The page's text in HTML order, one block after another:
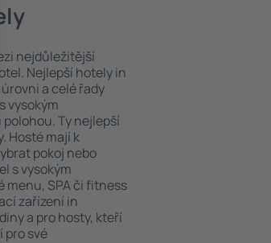
nejdůležitější
Nejlepší hotely in
a celé řady
vysokým
Ty nejlepší
Hosté mají k
pokoj nebo
s vysokým
menu, SPA či fitness
zařízení in
a pro hosty, kteří
pro své